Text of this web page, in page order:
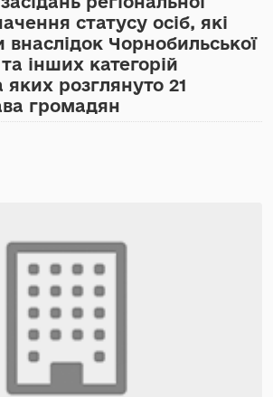
статусу осіб, які
Чорнобильської
інших категорій
розглянуто 21
громадян